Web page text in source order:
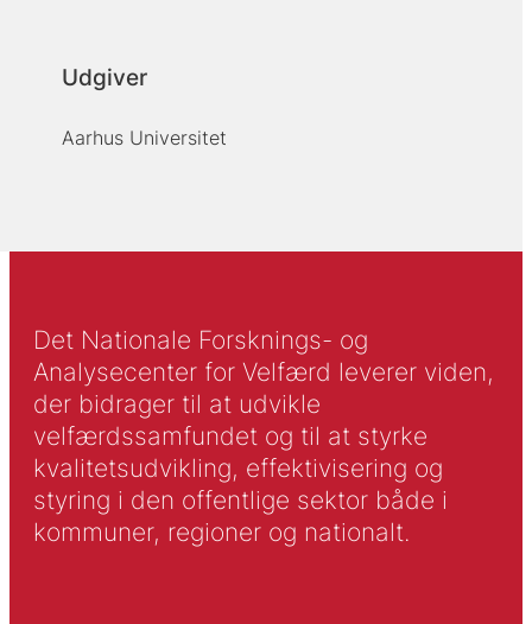
Udgiver
Aarhus Universitet
Det Nationale Forsknings- og
Analysecenter for Velfærd leverer viden,
der bidrager til at udvikle
velfærdssamfundet og til at styrke
kvalitetsudvikling, effektivisering og
styring i den offentlige sektor både i
kommuner, regioner og nationalt.